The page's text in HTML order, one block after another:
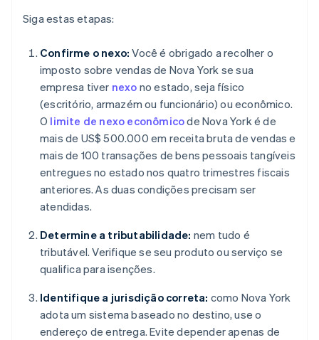
Siga estas etapas:
Confirme o nexo: Você é obrigado a recolher o
imposto sobre vendas de Nova York se sua
empresa tiver nexo no estado, seja físico
(escritório, armazém ou funcionário) ou econômico.
O limite de nexo econômicode Nova York é de
mais de US$ 500.000 em receita bruta de vendas e
mais de 100 transações de bens pessoais tangíveis
entregues no estado nos quatro trimestres fiscais
anteriores. As duas condições precisam ser
atendidas.
Determine a tributabilidade: nem tudo é
tributável. Verifique se seu produto ou serviço se
qualifica para isenções.
Identifique a jurisdição correta: como Nova York
adota um sistema baseado no destino, use o
endereço de entrega. Evite depender apenas de